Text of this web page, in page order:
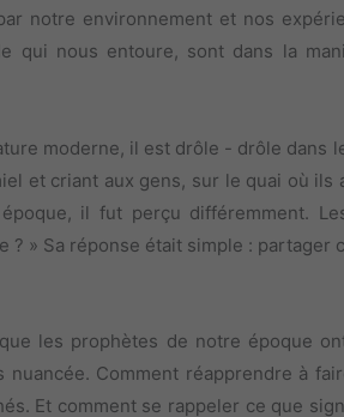
notre environnement et nos
nous entoure, sont dans la
moderne, il est drôle - drôle dans le
et criant aux gens, sur le quai où
il fut perçu différemment.
» Sa réponse était simple : partager
les prophètes de notre époque
Comment réapprendre à
Et comment se rappeler ce que